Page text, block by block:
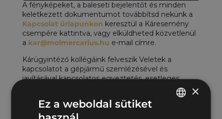
A fényképeket, a baleseti bejelentőt és minden
keletkezett dokumentumot továbbítsd nekünk a
Kapcsolat űrlapunkon keresztül a Káresemény
csempére kattintva, vagy elküldheted közvetlenül
a kar@molmercarius.hu e-mail címre.
Kárügyintéző kollégáink felveszik Veletek a
kapcsolatot a gépjármű szemlézésével és
javításával kapcsolatos egyeztetés, esetleges
×
Ez a weboldal sütiket